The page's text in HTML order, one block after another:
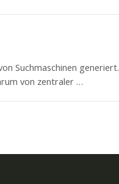
Suchmaschinen
von zentraler …